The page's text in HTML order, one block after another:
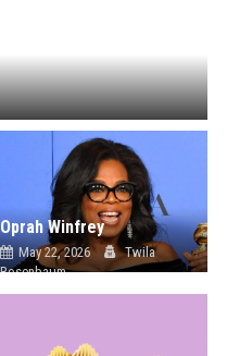
Oprah Winfrey
May 22, 2026
Twila
Rosenbaum